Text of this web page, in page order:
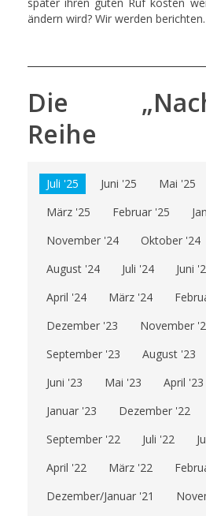
später ihren guten Ruf kosten
ändern wird? Wir werden berichten.
Die
Reihe
Juli '25 Juni '25 Mai '25
März '25
Februar '25
November '24
Oktober '24
August '24
Juli '24 Juni
April '24
März '24
Dezember '23
November
September '23
August '23
Juni '23
Mai '23 April '23
Januar '23
Dezember '22
September '22
Juli '22
April '22
März '22
Dezember/Januar '21